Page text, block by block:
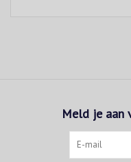
Meld je aan